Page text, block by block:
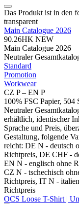
Das Produkt ist in den
transparent
Main Catalogue 2026
90.26HK NEW
Main Catalogue 2026
Neutraler
Standard
Promotion
Workwear
CZ P – EN P
100% FSC Papier, 504
Neutraler
erhältlich, identischer
Sprache und Preis,
Gestaltung, folgende
reicht: DE N - deutsch
Richtpreis, DE CHF -
EN N - englisch ohne
CZ N - tschechisch
Richtpreis, IT N -
Richtpreis
OCS Loose T-Shirt |